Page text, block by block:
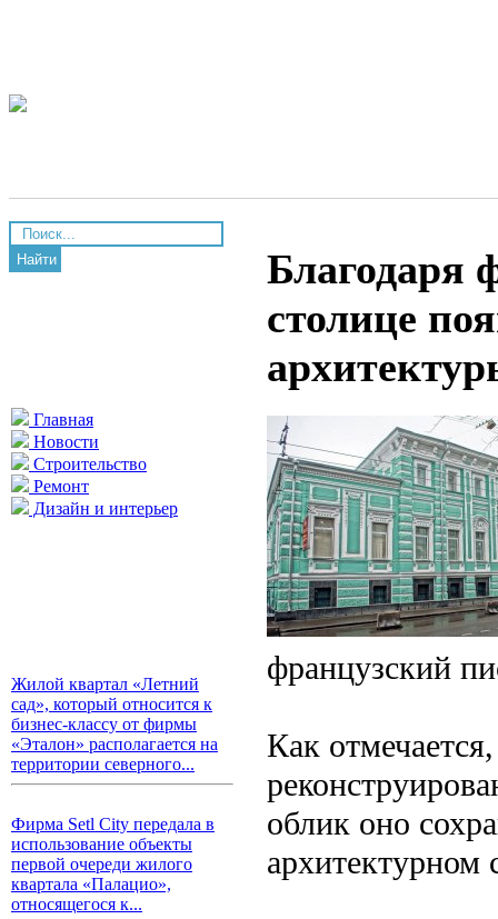
Найти
Главная
Новости
Строительство
Ремонт
Дизайн и интерьер
Жилой квартал «Летний
сад», который относится к
бизнес-классу от фирмы
«Эталон» располагается на
территории северного...
Фирма Setl City передала в
использование объекты
первой очереди жилого
квартала «Палацио»,
относящегося к...
Благодаря
столице
французский
Как
облик оно
архитектурном